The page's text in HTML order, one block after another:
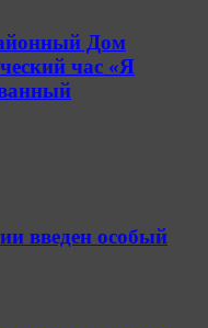
Дом
час «Я
введен особый